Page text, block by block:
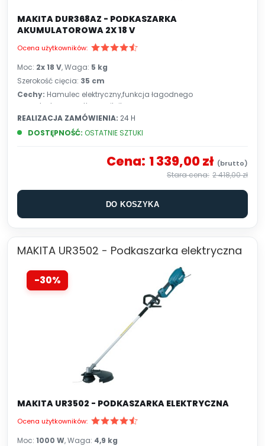
MAKITA DUR368AZ - PODKASZARKA
AKUMULATOROWA 2X 18 V
Ocena użytkowników:
Moc: 2x 18 V, Waga: 5 kg
Szerokość cięcia: 35 cm
Cechy: Hamulec elektryczny,funkcja łagodnego
rozruchu,bezszczotkowy silnik
DOSTĘPNOŚĆ: OSTATNIE SZTUKI
REALIZACJA ZAMÓWIENIA: 24 H
Cena: 1 339,00 zł
2 418,00 zł
DO KOSZYKA
MAKITA UR3502 - Podkaszarka elektryczna
-30%
MAKITA UR3502 - PODKASZARKA ELEKTRYCZNA
Ocena użytkowników:
Moc: 1000 W, Waga: 4,9 kg